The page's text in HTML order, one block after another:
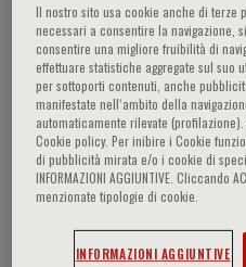
Paola Quarello
Qualifications • 2013:
University of Turin •
Specialization in
2003: Medicine and
Turin Professional
Assistant Professor at
Paediatric Department •
Il nostro sito usa cookie anche di terze
necessari a consentire la navigazione,
consentire una migliore fruibilità di
effettuare statistiche aggregate sul suo
per sottoporti contenuti, anche
manifestate nell‘ambito della
automaticamente rilevate
Cookie policy. Per inibire i Cookie
di pubblicità mirata e/o i cookie di
INFORMAZIONI AGGIUNTIVE. Cliccando
menzionate tipologie di cookie.
INFORMAZIONI AGGIUNTIVE